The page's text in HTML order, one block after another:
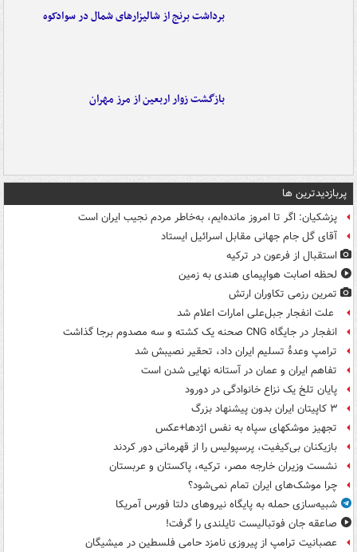
برداشت برنج از شالیزارهای شمال در سوادکوه
بازگشت زوار اربعین از مرز مهران
پربازدیدترین ها
پزشکیان: اگر تا امروز مانده‌ایم، به‌خاطر مردم نجیب ایران است
آقای گل جام جهانی مقابل اسرائیل ایستاد
استقبال از فرعون در ترکیه
لحظه اصابت هواپیمای هندی به زمین
تمرین رزمی تکاوران ارتش
علت انفجار جبل‌علی امارات اعلام شد
انفجار در جایگاه CNG صحنه یک کشته و سه مصدوم برجا گذاشت
ترامپ وعدۀ تسلیم ایران داد، تحقیر نصیبش شد
تفاهم ایران و عمان در آستانه نهایی شدن است
پایان تلخ یک نزاع خانوادگی در دورود
۳ کاپیتان ایران بدون پیشنهاد بزرگ
تجهیز موشکهای سپاه به نفس اژدها+عکس
بازیکنان بی‌کیفیت، پرسپولیس را از قهرمانی دور کردند
نشست وزیران خارجه مصر، ترکیه، پاکستان و عربستان
چرا موشک‌های ایران تمام نمی‌شود؟
شبیه‌سازی حمله به پایگاه نیروهای دلتا فورس آمریکا
صاعقه جان فوتبالیست تایلندی را گرفت!
عصبانیت ترامپ از پیروزی نامزد حامی فلسطین در میشیگان